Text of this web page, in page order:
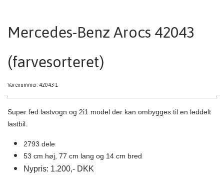
Mercedes-Benz Arocs 42043
(farvesorteret)
Varenummer: 42043-1
Super fed lastvogn og 2i1 model der kan ombygges til en leddelt
lastbil.
2793 dele
53 cm høj, 77 cm lang og 14 cm bred
Nypris: 1.200,- DKK